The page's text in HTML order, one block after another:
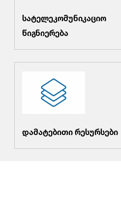
სატელეკომუნიკაციო
წიგნიერება
დამატებითი რესურსები